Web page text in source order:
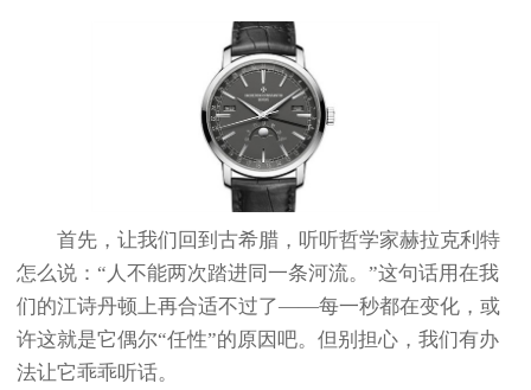
首先，让我们回到古希腊，听听哲学家赫拉克利特
怎么说：“人不能两次踏进同一条河流。”这句话用在我
们的江诗丹顿上再合适不过了——每一秒都在变化，或
许这就是它偶尔“任性”的原因吧。但别担心，我们有办
法让它乖乖听话。